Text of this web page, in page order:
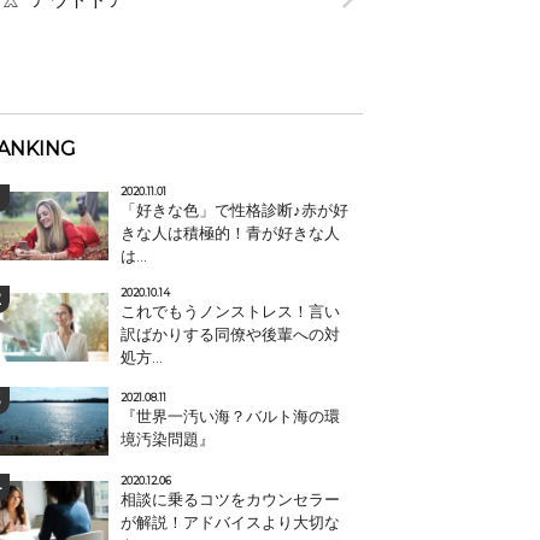
2020.11.01
「好きな色」で性格診断♪赤が好
きな人は積極的！青が好きな人
は...
2020.10.14
これでもうノンストレス！言い
訳ばかりする同僚や後輩への対
処方...
2021.08.11
『世界一汚い海？バルト海の環
境汚染問題』
2020.12.06
相談に乗るコツをカウンセラー
が解説！アドバイスより大切な